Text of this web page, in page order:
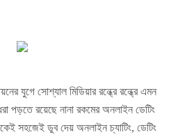
যুগে সোশ্যাল মিডিয়ার রন্ধ্রে রন্ধ্রে এমন
পড়তে রয়েছে নানা রকমের অনলাইন ডেটিং
সহজেই ডুব দেয় অনলাইন চ্যাটিং, ডেটিং